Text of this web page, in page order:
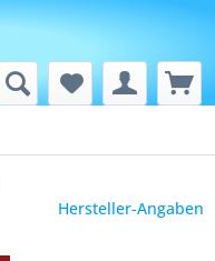
Hersteller-Angaben